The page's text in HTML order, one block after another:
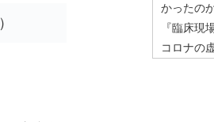
かったの
『臨床現
コロナの